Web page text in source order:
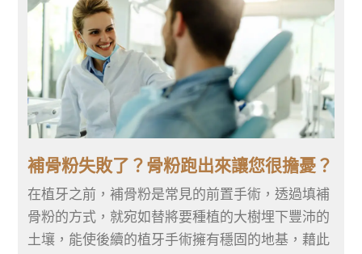
補骨粉失敗了？骨粉跑出來讓您很擔憂？
在植牙之前，補骨粉是常見的前置手術，透過填補
骨粉的方式，就宛如替將要種植的大樹埋下豐沛的
土壤，能使後續的植牙手術擁有穩固的地基，藉此